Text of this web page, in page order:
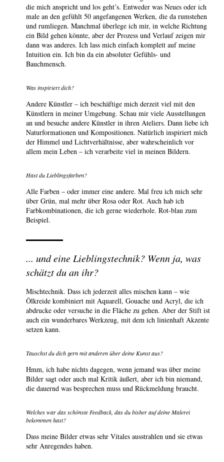
die mich anspricht und los geht’s. Entweder was Neues oder ich
male an den gefühlt 50 angefangenen Werken, die da rumstehen
und rumliegen. Manchmal überlege ich mir, in welche Richtung
ein Bild gehen könnte, aber der Prozess und Verlauf zeigen mir
dann was anderes. Ich lass mich einfach komplett auf meine
Intuition ein. Ich bin da ein absoluter Gefühls- und
Bauchmensch.
Was inspiriert dich?
Andere Künstler – ich beschäftige mich derzeit viel mit den
Künstlern in meiner Umgebung. Schau mir viele Ausstellungen
an und besuche andere Künstler in ihren Ateliers. Dann liebe ich
Naturformationen und Kompositionen. Natürlich inspiriert mich
der Himmel und Lichtverhältnisse, aber wahrscheinlich vor
allem mein Leben – ich verarbeite viel in meinen Bildern.
Hast du Lieblingsfarben?
Alle Farben – oder immer eine andere. Mal freu ich mich sehr
über Grün, mal mehr über Rosa oder Rot. Auch hab ich
Farbkombinationen, die ich gerne wiederhole. Rot-blau zum
Beispiel.
... und eine Lieblingstechnik? Wenn ja, was
schätzt du an ihr?
Mischtechnik. Dass ich jederzeit alles mischen kann – wie
Ölkreide kombiniert mit Aquarell, Gouache und Acryl, die ich
abdrucke oder versuche in die Fläche zu gehen. Aber der Stift ist
auch ein wunderbares Werkzeug, mit dem ich linienhaft Akzente
setzen kann.
Tauschst du dich gern mit anderen über deine Kunst aus?
Hmm, ich habe nichts dagegen, wenn jemand was über meine
Bilder sagt oder auch mal Kritik äußert, aber ich bin niemand,
die dauernd was besprechen muss und Rückmeldung braucht.
Welches war das schönste Feedback, das du bisher auf deine Malerei
bekommen hast?
Dass meine Bilder etwas sehr Vitales ausstrahlen und sie etwas
sehr Anregendes haben.